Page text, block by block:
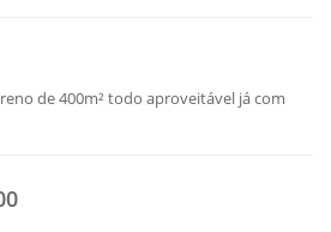
de 400m² todo aproveitável já com